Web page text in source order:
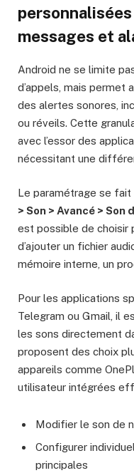
messages et
Android ne se limite
d’appels, mais permet
des alertes sonores,
ou réveils. Cette
avec l’essor des
nécessitant une
Le paramétrage se fait
> Son > Avancé >
est possible de choisir
d’ajouter un fichier
mémoire interne, un
Pour les applications
Telegram ou Gmail, il
les sons directement
proposent des choix
appareils comme
utilisateur intégrées
Modifier le son de
Configurer
principales